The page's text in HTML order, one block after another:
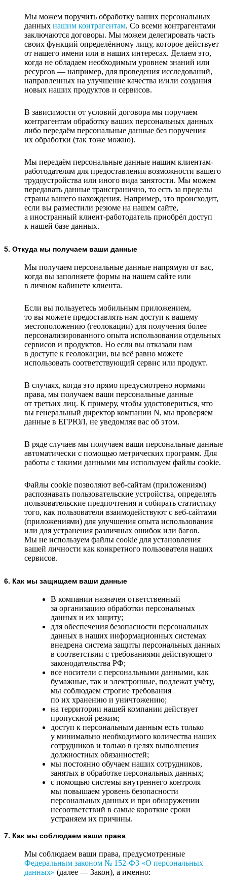
Мы можем поручить обработку ваших персональных
данных нашим контрагентам. Со всеми контрагентами
заключаются договоры. Мы можем делегировать часть
своих функций определённому лицу, которое действует
от нашего имени или в наших интересах. Делаем это,
когда не обладаем необходимым уровнем знаний или
ресурсов — например, для проведения исследований,
направленных на улучшение качества и/или создания
новых наших продуктов и сервисов.
В зависимости от условий договора мы поручаем
контрагентам обработку ваших персональных данных
либо передаём персональные данные без поручения
их обработки (так тоже можно).
Мы передаём персональные данные нашим клиентам-
работодателям для предоставления возможности вашего
трудоустройства или иного вида занятости. Мы можем
передавать данные трансгранично, то есть за пределы
страны вашего нахождения. Например, это происходит,
если вы разместили резюме на нашем сайте,
а иностранный клиент-работодатель приобрёл доступ
к нашей базе данных.
5. Откуда мы получаем ваши данные
Мы получаем персональные данные напрямую от вас,
когда вы заполняете формы на нашем сайте или
в личном кабинете клиента.
Если вы пользуетесь мобильным приложением,
то вы можете предоставлять нам доступ к вашему
местоположению (геолокации) для получения более
персонализированного опыта использования отдельных
сервисов и продуктов. Но если вы отказали нам
в доступе к геолокации, вы всё равно можете
использовать соответствующий сервис или продукт.
В случаях, когда это прямо предусмотрено нормами
права, мы получаем ваши персональные данные
от третьих лиц. К примеру, чтобы удостовериться, что
вы генеральный директор компании N, мы проверяем
данные в ЕГРЮЛ, не уведомляя вас об этом.
В ряде случаев мы получаем ваши персональные данные
автоматически с помощью метрических программ. Для
работы с такими данными мы используем файлы cookie.
Файлы cookie позволяют веб-сайтам (приложениям)
распознавать пользовательские устройства, определять
пользовательские предпочтения и собирать статистику
того, как пользователи взаимодействуют с веб-сайтами
(приложениями) для улучшения опыта использования
или для устранения различных ошибок или багов.
Мы не используем файлы cookie для установления
вашей личности как конкретного пользователя наших
сервисов.
6. Как мы защищаем ваши данные
В компании назначен ответственный
за организацию обработки персональных
данных и их защиту;
для обеспечения безопасности персональных
данных в наших информационных системах
внедрена система защиты персональных данных
в соответствии с требованиями действующего
законодательства РФ;
все носители с персональными данными, как
бумажные, так и электронные, подлежат учёту,
мы соблюдаем строгие требования
по их хранению и уничтожению;
на территории нашей компании действует
пропускной режим;
доступ к персональным данным есть только
у минимально необходимого количества наших
сотрудников и только в целях выполнения
должностных обязанностей;
мы постоянно обучаем наших сотрудников,
занятых в обработке персональных данных;
с помощью системы внутреннего контроля
мы повышаем уровень безопасности
персональных данных и при обнаружении
несоответствий в самые короткие сроки
устраняем их причины.
7. Как мы соблюдаем ваши права
Мы соблюдаем ваши права, предусмотренные
Федеральным законом № 152-ФЗ «О персональных
данных» (далее — Закон), а именно: